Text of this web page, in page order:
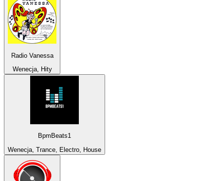
Radio Vanessa
Wenecja, Hity
BpmBeats1
Wenecja, Trance, Electro, House